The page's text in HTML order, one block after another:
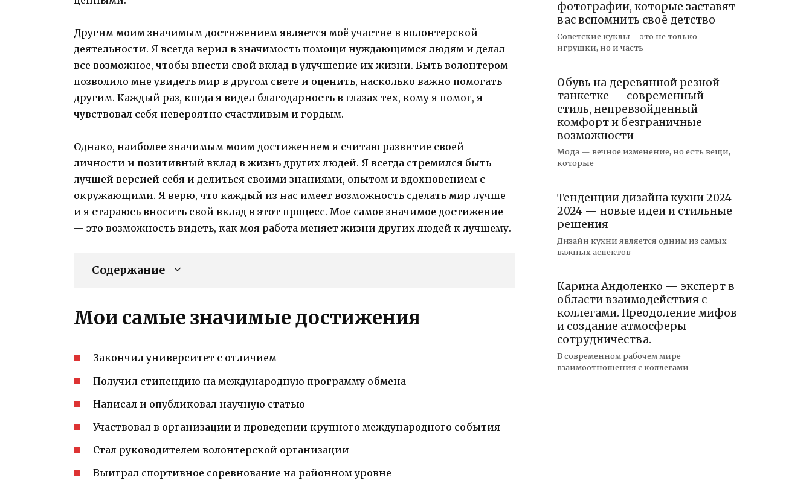
Другим моим значимым достижением является моё участие в волонтерской
деятельности. Я всегда верил в значимость помощи нуждающимся людям и делал
все возможное, чтобы внести свой вклад в улучшение их жизни. Быть волонтером
позволило мне увидеть мир в другом свете и оценить, насколько важно помогать
другим. Каждый раз, когда я видел благодарность в глазах тех, кому я помог, я
чувствовал себя невероятно счастливым и гордым.
Однако, наиболее значимым моим достижением я считаю развитие своей
личности и позитивный вклад в жизнь других людей. Я всегда стремился быть
лучшей версией себя и делиться своими знаниями, опытом и вдохновением с
окружающими. Я верю, что каждый из нас имеет возможность сделать мир лучше
и я стараюсь вносить свой вклад в этот процесс. Мое самое значимое достижение
— это возможность видеть, как моя работа меняет жизни других людей к лучшему.
Содержание
Мои самые значимые достижения
Закончил университет с отличием
Получил стипендию на международную программу обмена
Написал и опубликовал научную статью
Участвовал в организации и проведении крупного международного события
Стал руководителем волонтерской организации
Выиграл спортивное соревнование на районном уровне
фотографии, которые заставят
вас вспомнить своё детство
Советские куклы – это не только
игрушки, но и часть
Обувь на деревянной резной
танкетке — современный
стиль, непревзойденный
комфорт и безграничные
возможности
Мода — вечное изменение, но есть вещи,
которые
Тенденции дизайна кухни 2024-
2024 — новые идеи и стильные
решения
Дизайн кухни является одним из самых
важных аспектов
Карина Андоленко — эксперт в
области взаимодействия с
коллегами. Преодоление мифов
и создание атмосферы
сотрудничества.
В современном рабочем мире
взаимоотношения с коллегами